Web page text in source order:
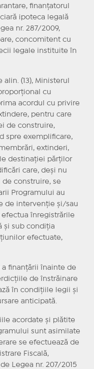
finanțatorul
ipoteca legală
nr. 287/2009,
concomitent cu
legale instituite în
(13), Ministerul
cu
acordul cu privire
pentru care
de construire,
spre exemplificare,
extinderi,
destinației părților
care, deși nu
construire, se
Programului au
de intervenție și/sau
înregistrările
și sub condiția
efectuate,
a finanțării înainte de
de înstrăinare
în condițiile legii și
anticipată.
acordate și plătite
sunt asimilate
se efectuează de
Fiscală,
Legea nr. 207/2015